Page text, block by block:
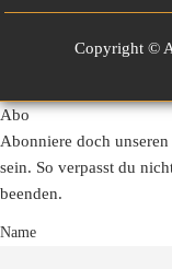
Copyright ©
Abo
Abonniere doch
sein. So verpasst du
beenden.
Name